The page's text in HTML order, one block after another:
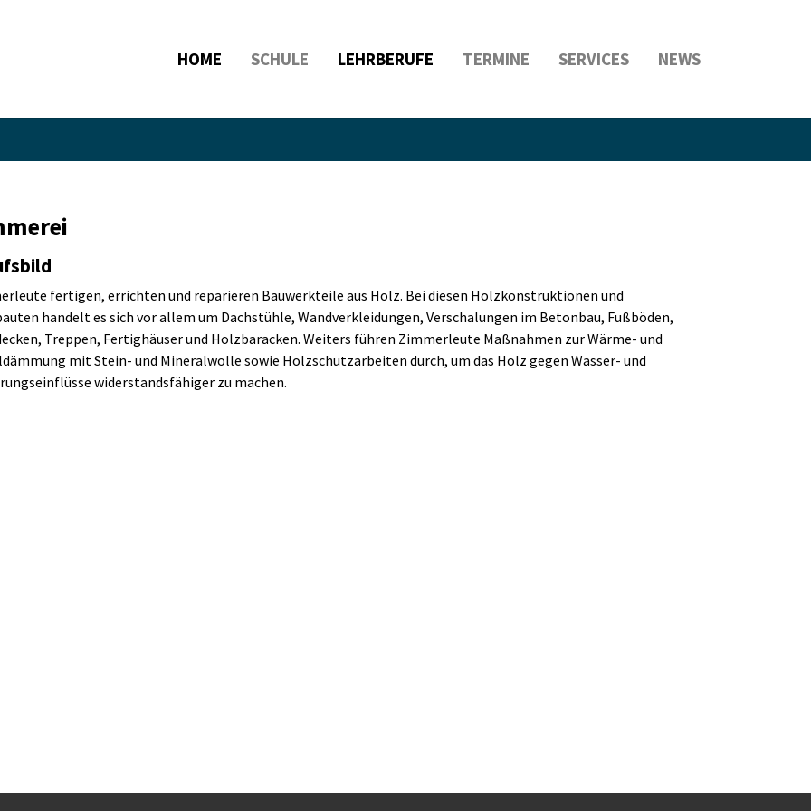
HOME SCHULE LEHRBERUFE TERMINE SERVICES NEWS
fertigen, errichten und reparieren Bauwerkteile aus Holz. Bei diesen Holzkonstruktionen und
handelt es sich vor allem um Dachstühle, Wandverkleidungen, Verschalungen im Betonbau, Fußböden,
Treppen, Fertighäuser und Holzbaracken. Weiters führen Zimmerleute Maßnahmen zur Wärme- und
mit Stein- und Mineralwolle sowie Holzschutzarbeiten durch, um das Holz gegen Wasser- und
widerstandsfähiger zu machen.